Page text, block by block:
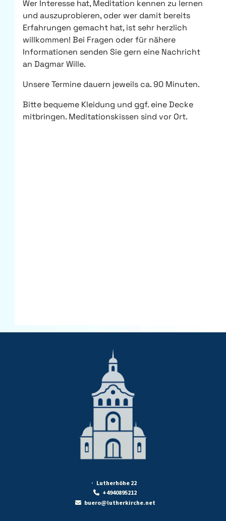
Wer Interesse hat, Meditation kennen zu lernen
und auszuprobieren, oder wer damit bereits
Erfahrungen gemacht hat, ist sehr herzlich
willkommen! Bei Fragen oder für nähere
Informationen senden Sie gern eine Nachricht
an Dagmar Wille.
Unsere Termine dauern jeweils ca. 90 Minuten.
Bitte bequeme Kleidung und ggf. eine Decke
mitbringen. Meditationskissen sind vor Ort.
· Lutherhöhe 22
 +4940895212
buero@lutherkirche.net